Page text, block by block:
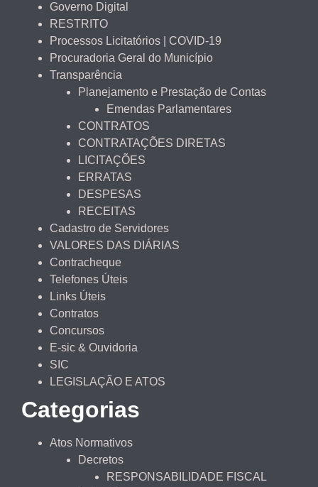
Governo Digital
RESTRITO
Processos Licitatórios | COVID-19
Procuradoria Geral do Município
Transparência
Planejamento e Prestação de Contas
Emendas Parlamentares
CONTRATOS
CONTRATAÇÕES DIRETAS
LICITAÇÕES
ERRATAS
DESPESAS
RECEITAS
Cadastro de Servidores
VALORES DAS DIÁRIAS
Contracheque
Telefones Úteis
Links Úteis
Contratos
Concursos
E-sic & Ouvidoria
SIC
LEGISLAÇÃO E ATOS
Categorias
Atos Normativos
Decretos
RESPONSABILIDADE FISCAL